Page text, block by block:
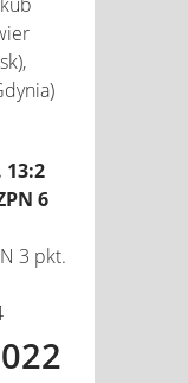
13:2
6
3 pkt.